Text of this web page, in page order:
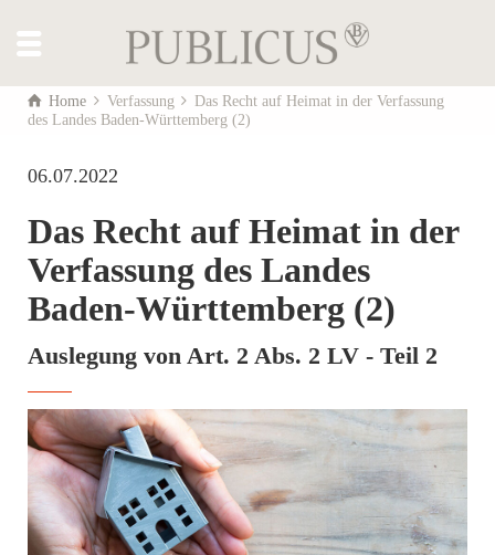
Home Verfassung
Das Recht auf Heimat in der Verfassung
des Landes Baden-Württemberg (2)
06.07.2022
Das Recht auf Heimat in der
Verfassung des Landes
Baden-Württemberg (2)
Auslegung von Art. 2 Abs. 2 LV - Teil 2